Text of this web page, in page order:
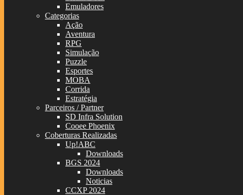
Emuladores
Categorias
Ação
Aventura
RPG
Simulação
Puzzle
Esportes
MOBA
Corrida
Estratégia
Parceiros / Partner
SD Infra Solution
Cooee Phoenix
Coberturas Realizadas
Up!ABC
Downloads
BGS 2024
Downloads
Noticias
CCXP 2024